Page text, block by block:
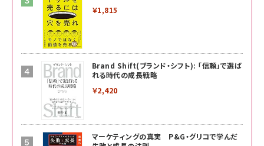
￥1,815
Brand Shift(ブランド・シフト): 「信頼」で選ば
れる時代の成長戦略
￥2,420
マーケティングの真実 P&G・グリコで学んだ